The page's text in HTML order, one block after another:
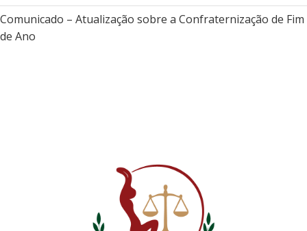
Comunicado – Atualização sobre a Confraternização de Fim
de Ano